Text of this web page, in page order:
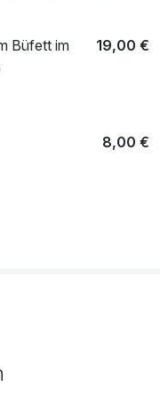
Büfett im
19,00 €
8,00 €